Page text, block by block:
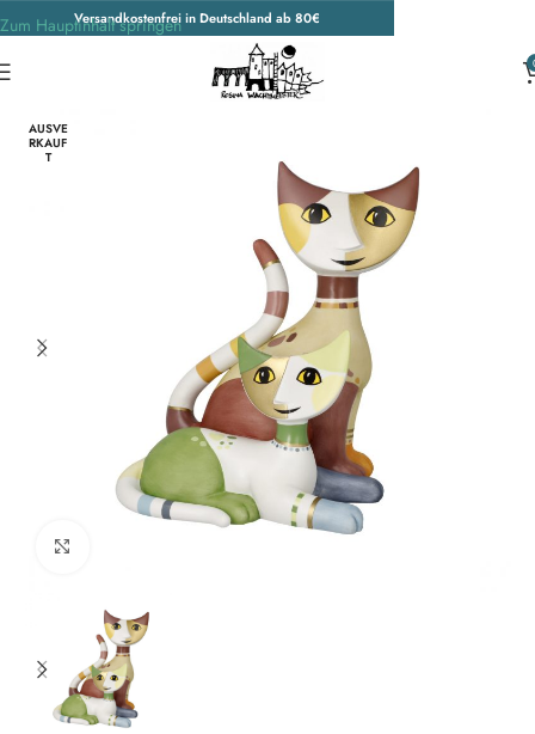
Versandkostenfrei in Deutschland ab 80€
Zum Hauptinhalt springen
AUSVE
RKAUF
T